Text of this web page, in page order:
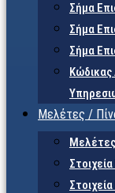
Σήμα
Σήμα
Σήμα
Μελέτες /
Μελέτες